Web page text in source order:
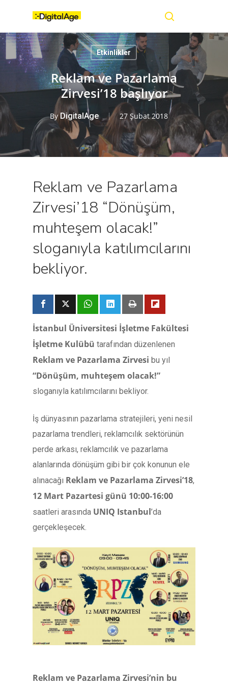
content
Etkinlikler
Reklam ve Pazarlama
Zirvesi’18 başlıyor
By DigitalAge 27 Şubat 2018
Reklam ve Pazarlama
Zirvesi’18 “Dönüşüm,
muhteşem olacak!”
sloganıyla katılımcılarını
bekliyor.
İstanbul Üniversitesi İşletme Fakültesi
İşletme Kulübü tarafından düzenlenen
Reklam ve Pazarlama Zirvesi bu yıl
“Dönüşüm, muhteşem olacak!”
sloganıyla katılımcılarını bekliyor.
İş dünyasının pazarlama stratejileri, yeni nesil
pazarlama trendleri, reklamcılık sektörünün
perde arkası, reklamcılık ve pazarlama
alanlarında dönüşüm gibi bir çok konunun ele
alınacağı Reklam ve Pazarlama Zirvesi’18,
12 Mart Pazartesi günü 10:00-16:00
saatleri arasında UNIQ Istanbul’da
gerçekleşecek.
Reklam ve Pazarlama Zirvesi’nin bu